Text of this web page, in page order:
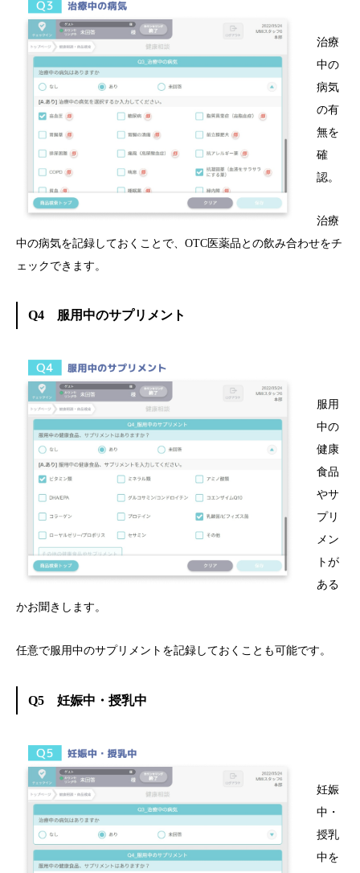
治療
中の
病気
の有
無を
確
認。
治療
中の病気を記録しておくことで、OTC医薬品との飲み合わせをチ
ェックできます。
Q4 服用中のサプリメント
服用
中の
健康
食品
やサ
プリ
メン
トが
ある
かお聞きします。
任意で服用中のサプリメントを記録しておくことも可能です。
Q5 妊娠中・授乳中
妊娠
中・
授乳
中を